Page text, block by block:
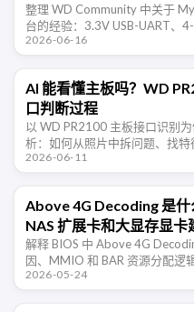
整理 WD Community 中关于
台的经验：3.3V USB-UART、
115200 …
2026-06-16
AI 能看懂主板吗？WD
口判断过程
以 WD PR2100 主板接口识别
析：如何从照片中拆问题、找特
J50 等接口判断转成可实测的验
2026-06-11
Above 4G Decoding 是什
NAS 扩展卡和大显存显卡
解释 BIOS 中 Above 4G
因、MMIO 和 BAR 资源分配逻
NAS、多显卡、Resizable …
2026-05-24